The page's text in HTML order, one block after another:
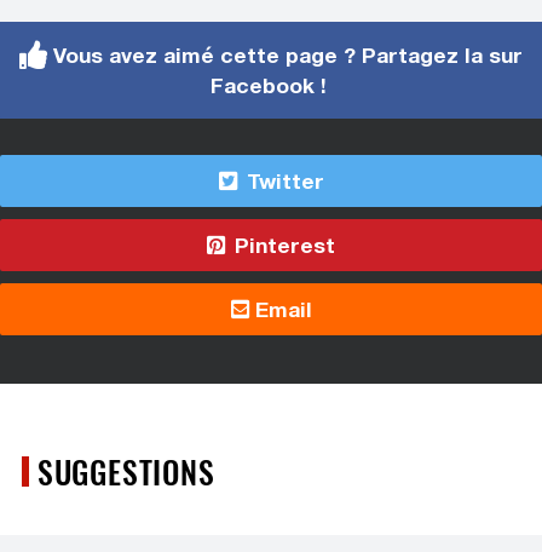
Vous avez aimé cette page ? Partagez la sur
Facebook !
Twitter
Pinterest
Email
SUGGESTIONS